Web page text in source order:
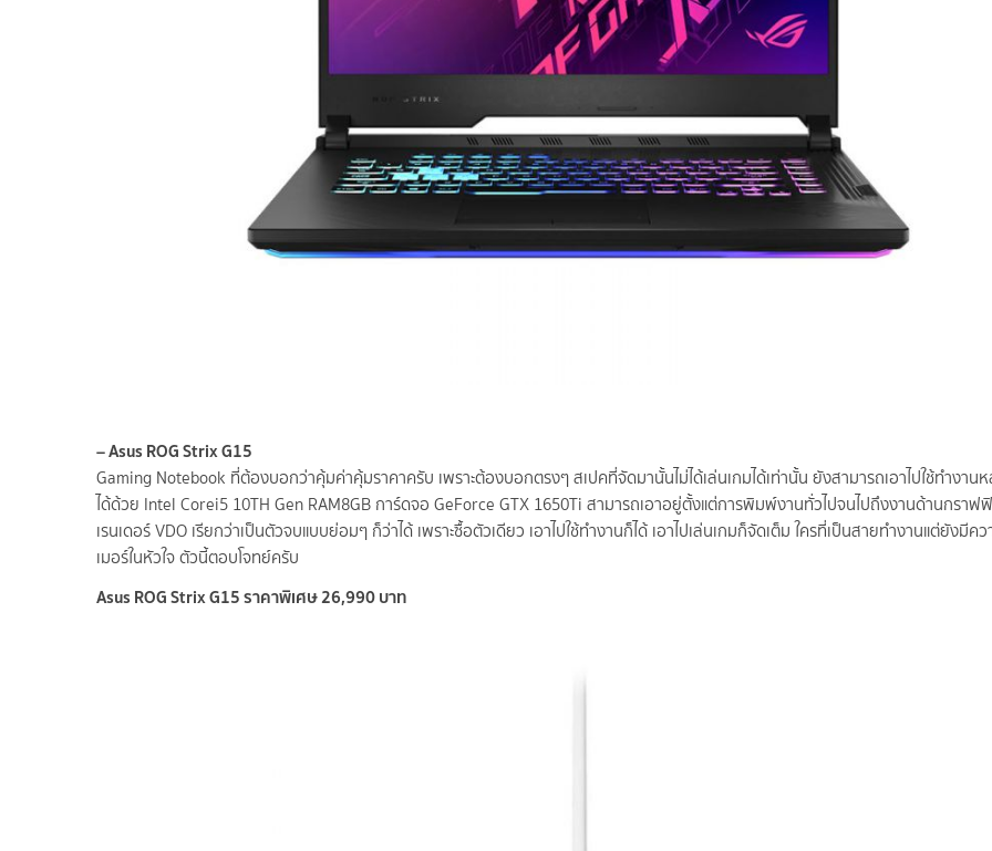
– Asus ROG Strix G15
Gaming Notebook ที่ต้องบอกว่าคุ้มค่าคุ้มราคาครับ เพราะต้องบอกตรงๆ สเปคที่จัดมานั้นไม่ได้เล่นเกมได้เท่านั้น ยังสามารถเอาไปใช้ทำงาน
ได้ด้วย Intel Corei5 10TH Gen RAM8GB การ์ดจอ GeForce GTX 1650Ti สามารถเอาอยู่ตั้งแต่การพิมพ์งานทั่วไปจนไปถึงงานด้านกราฟ
เรนเดอร์ VDO เรียกว่าเป็นตัวจบแบบย่อมๆ ก็ว่าได้ เพราะซื้อตัวเดียว เอาไปใช้ทำงานก็ได้ เอาไปเล่นเกมก็จัดเต็ม ใครที่เป็นสายทำงานแต่ยังมีคว
เมอร์ในหัวใจ ตัวนี้ตอบโจทย์ครับ
Asus ROG Strix G15 ราคาพิเศษ 26,990 บาท